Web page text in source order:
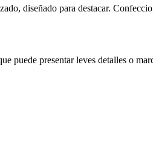
diseñado para destacar.
puede presentar leves detalles o